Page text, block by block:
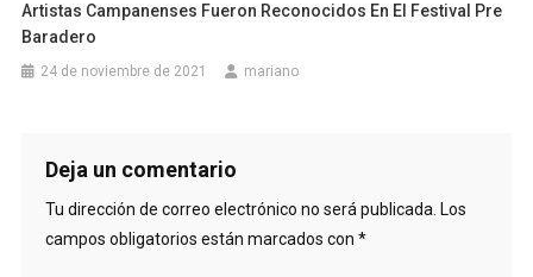
Artistas Campanenses Fueron Reconocidos En El Festival Pre
Baradero
24 de noviembre de 2021 mariano
Deja un comentario
Tu dirección de correo electrónico no será publicada. Los
campos obligatorios están marcados con *